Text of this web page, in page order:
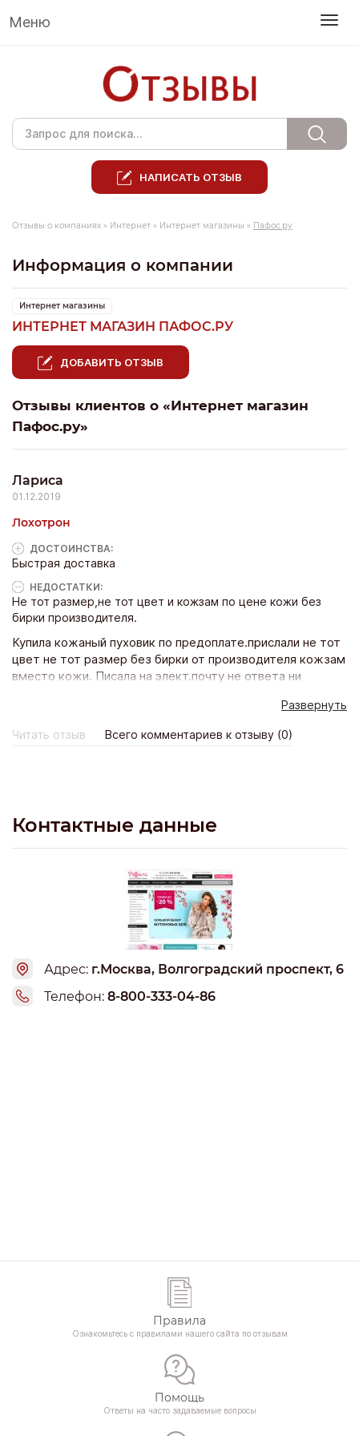
Меню
НАПИСАТЬ ОТЗЫВ
Отзывы о компаниях » Интернет » Интернет магазины » Пафос.ру
Информация о компании
Интернет магазины
ИНТЕРНЕТ МАГАЗИН ПАФОС.РУ
ДОБАВИТЬ ОТЗЫВ
Отзывы клиентов о «Интернет магазин
Пафос.ру»
Лариса
01.12.2019
Лохотрон
ДОСТОИНCТВА:
Быстрая доставка
НЕДОСТАТКИ:
Не тот размер,не тот цвет и кожзам по цене кожи без
бирки производителя.
Купила кожаный пуховик по предоплате.прислали не тот
цвет не тот размер без бирки от производителя кожзам
вместо кожи. Писала на элект.почту не ответа ни
средства хотела кожаный пуховик заказ 63 53.думаю
они так работают .
Развернуть
Читать отзыв Всего комментариев к отзыву (0)
Контактные данные
Адрес: г.Москва, Волгоградский проспект, 6
Телефон: 8-800-333-04-86
Правила
Ознакомьтесь с правилами нашего сайта по отзывам
Помощь
Ответы на часто задаваемые вопросы